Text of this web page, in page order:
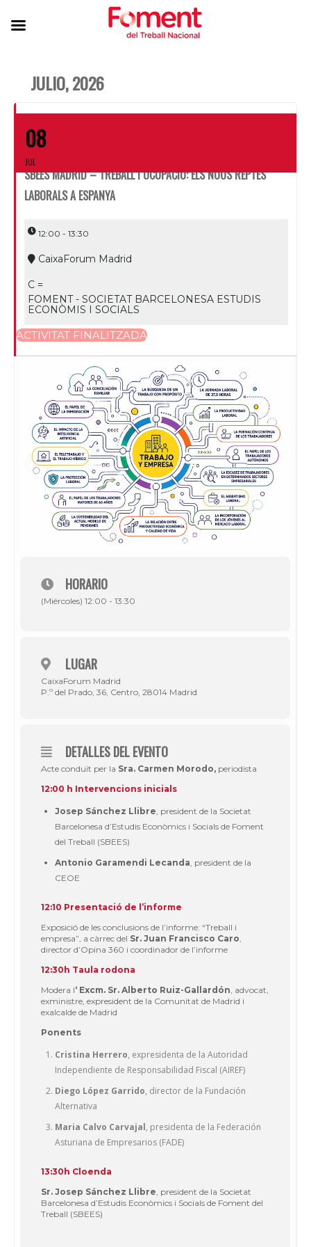
JULIO, 2026
08
JUL
SBEES MADRID – TREBALL I OCUPACIÓ: ELS NOUS REPTES
LABORALS A ESPANYA
12:00 - 13:30
CaixaForum Madrid
C =
FOMENT - SOCIETAT BARCELONESA ESTUDIS
ECONÒMIS I SOCIALS
ACTIVITAT FINALITZADA
HORARIO
(Miércoles) 12:00 - 13:30
LUGAR
CaixaForum Madrid
P.º del Prado, 36, Centro, 28014 Madrid
DETALLES DEL EVENTO
Acte conduït per la Sra. Carmen Morodo, periodista
12:00 h Intervencions inicials
Josep Sánchez Llibre , president de la Societat
Barcelonesa d’Estudis Econòmics i Socials de Foment
del Treball (SBEES)
Antonio Garamendi Lecanda , president de la
CEOE
12:10 Presentació de l’informe
Exposició de les conclusions de l’informe: “Treball i
empresa”, a càrrec del Sr. Juan Francisco Caro
director d’Opina 360 i coordinador de l’informe
12:30h Taula rodona
Modera l‘ Excm. Sr. Alberto Ruiz-Gallardón , advocat,
exministre, expresident de la Comunitat de Madrid i
exalcalde de Madrid
Ponents
Cristina Herrero, expresidenta de la Autoridad
Independiente de Responsabilidad Fiscal (AIREF)
Diego López Garrido, director de la Fundación
Alternativa
Maria Calvo Carvajal, presidenta de la Federación
Asturiana de Empresarios (FADE)
13:30h Cloenda
Sr. Josep Sánchez Llibre , president de la Societat
Barcelonesa d’Estudis Econòmics i Socials de Foment del
Treball (SBEES)